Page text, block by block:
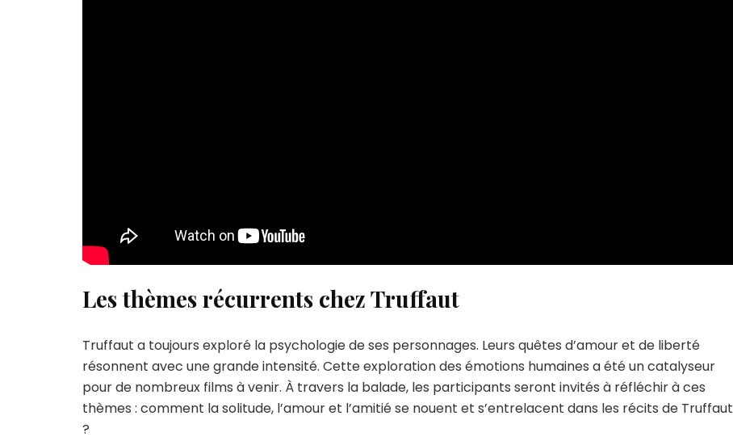
Les thèmes récurrents chez Truffaut
Truffaut a toujours exploré la psychologie de ses personnages. Leurs quêtes d’amour et de liberté
résonnent avec une grande intensité. Cette exploration des émotions humaines a été un catalyseur
pour de nombreux films à venir. À travers la balade, les participants seront invités à réfléchir à ces
thèmes : comment la solitude, l’amour et l’amitié se nouent et s’entrelacent dans les récits de Truffaut
?